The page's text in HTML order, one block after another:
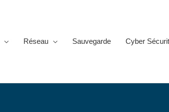
Réseau Sauvegarde Cyber